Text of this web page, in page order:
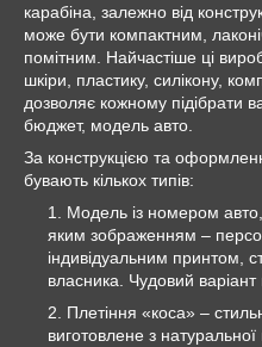
карабіна, залежно від
може бути компактним,
помітним. Найчастіше ці
шкіри, пластику, силікону,
дозволяє кожному підібрати
бюджет, модель авто.
За конструкцією та
бувають кількох типів:
Модель із номером
яким зображенням –
індивідуальним принтом,
власника. Чудовий варіант
Плетіння «коса» –
виготовлене з